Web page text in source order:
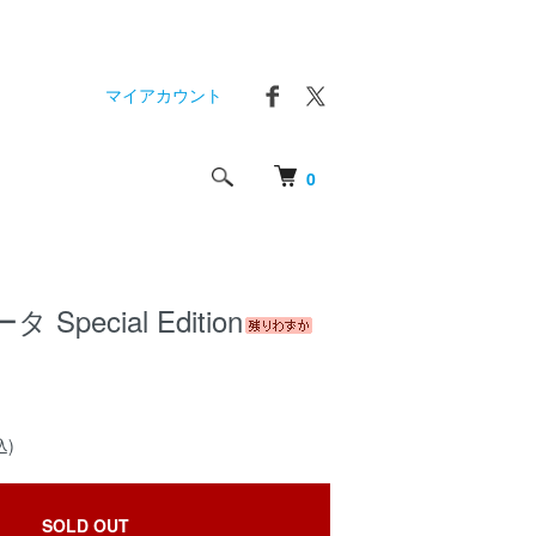
0
マイアカウント
タ Special Edition
)
SOLD OUT